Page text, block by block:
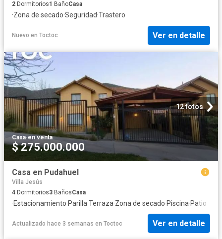
2 Dormitorios1 BañoCasa
·Zona de secado·Seguridad·Trastero
Nuevo en Toctoc Ver en detalle
12 fotos
Casa·en venta
$ 275.000.000
Casa en Pudahuel
Villa Jesús
4 Dormitorios3 BañosCasa
·Estacionamiento·Parilla·Terraza·Zona de secado·Piscina·Patio
Actualizado hace 3 semanas en Toctoc Ver en detalle